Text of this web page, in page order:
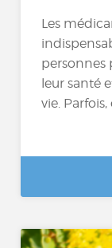
Les
personnes
leur santé
vie. Parfois,